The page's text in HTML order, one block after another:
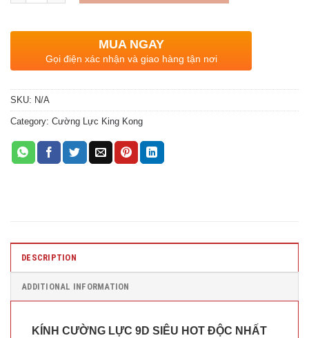
MUA NGAY
Gọi điện xác nhận và giao hàng tận nơi
SKU: N/A
Category: Cường Lực King Kong
DESCRIPTION
ADDITIONAL INFORMATION
KÍNH CƯỜNG LỰC 9D SIÊU HOT ĐỘC NHẤT